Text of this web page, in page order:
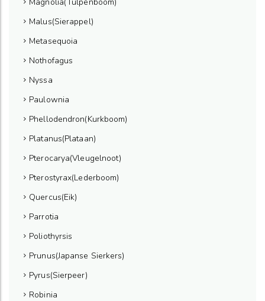
Malus(Sierappel)
Metasequoia
Nothofagus
Nyssa
Paulownia
Phellodendron(Kurkboom)
Platanus(Plataan)
Pterocarya(Vleugelnoot)
Pterostyrax(Lederboom)
Quercus(Eik)
Parrotia
Poliothyrsis
Prunus(Japanse Sierkers)
Pyrus(Sierpeer)
Robinia